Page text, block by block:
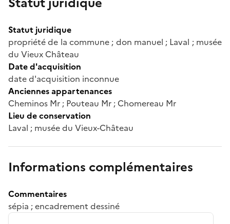
Statut juridique
propriété de la commune ; don manuel ; Laval ; musée
du Vieux Château
Date d'acquisition
date d'acquisition inconnue
Anciennes appartenances
Cheminos Mr ; Pouteau Mr ; Chomereau Mr
Lieu de conservation
Laval ; musée du Vieux-Château
Informations complémentaires
Commentaires
sépia ; encadrement dessiné